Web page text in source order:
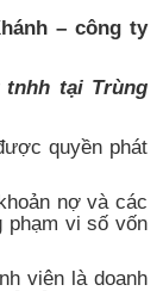
– công ty
tại Trùng
quyền phát
nợ và các
phạm vi số vốn
viên là doanh